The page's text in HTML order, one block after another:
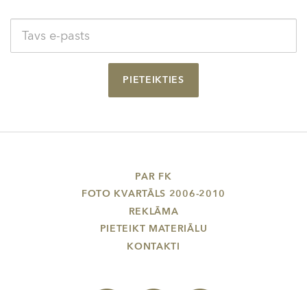
PIETEIKTIES
PAR FK
FOTO KVARTĀLS 2006-2010
REKLĀMA
PIETEIKT MATERIĀLU
KONTAKTI